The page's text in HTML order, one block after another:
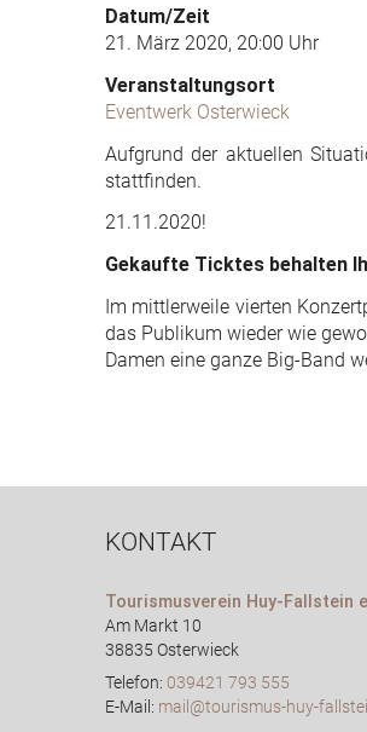
Datum/Zeit
21. März 2020, 20:00 Uhr
Veranstaltungsort
Eventwerk Osterwieck
Aufgrund der aktuellen
stattfinden.
21.11.2020!
Gekaufte Ticktes behalten
Im mittlerweile vierten
das Publikum wieder wie
Damen eine ganze Big-Band
KONTAKT
Tourismusverein Huy-Fallstein
Am Markt 10
38835 Osterwieck
Telefon: 039421 793 555
E-Mail: mail@tourismus-huy-